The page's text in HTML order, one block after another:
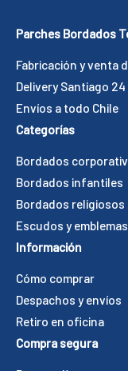
Parches Bordados
Fabricación y venta
Delivery Santiago
Envíos a todo Chile
Categorías
Bordados
Bordados infantiles
Bordados religiosos
Escudos y emblemas
Información
Cómo comprar
Despachos y envíos
Retiro en oficina
Compra segura